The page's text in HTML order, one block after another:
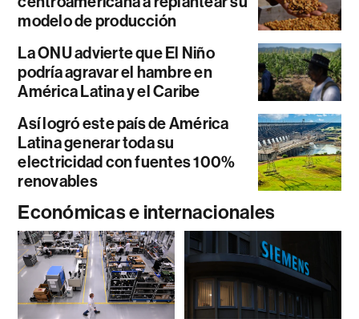
modelo de producción
La ONU advierte que El Niño
podría agravar el hambre en
América Latina y el Caribe
Así logró este país de América
Latina generar toda su
electricidad con fuentes 100%
renovables
Económicas e internacionales